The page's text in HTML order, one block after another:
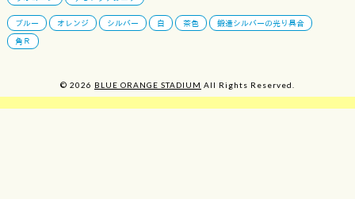
ブルー オレンジ シルバー 白 茶色
鍛造シルバーの光り具合
角Ｒ
© 2026 BLUE ORANGE STADIUM All Rights Reserved.